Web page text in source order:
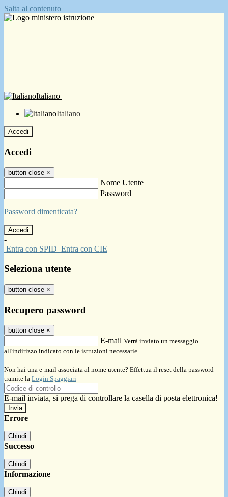
Salta al contenuto
Italiano
Italiano
Accedi
Accedi
button close ×
Nome Utente
Password
Password dimenticata?
-
Entra con SPID Entra con CIE
Seleziona utente
button close ×
Recupero password
button close ×
E-mail Verrà inviato un messaggio
all'indirizzo indicato con le istruzioni necessarie.
Non hai una e-mail associata al nome utente? Effettua il reset della password
tramite la Login Spaggiari
E-mail inviata, si prega di controllare la casella di posta elettronica!
Errore
Chiudi
Successo
Chiudi
Informazione
Chiudi